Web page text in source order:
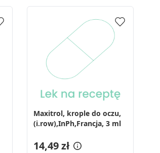
Maxitrol, krople do oczu,
(i.row),InPh,Francja, 3 ml
14,49 zł